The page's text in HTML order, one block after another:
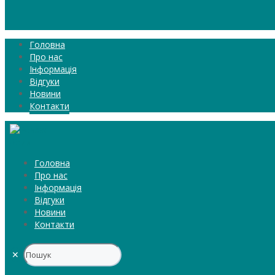
Головна
Про нас
Інформація
Відгуки
Новини
Контакти
Головна
Про нас
Інформація
Відгуки
Новини
Контакти
✕